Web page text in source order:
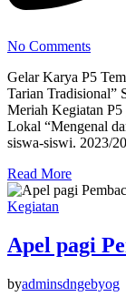
No Comments
Gelar Karya P5
Tarian Tradisional”
Meriah Kegiatan P5
Lokal “Mengenal
siswa-siswi. 2023/
Read More
Kegiatan
Apel pagi
byadminsdngebyog